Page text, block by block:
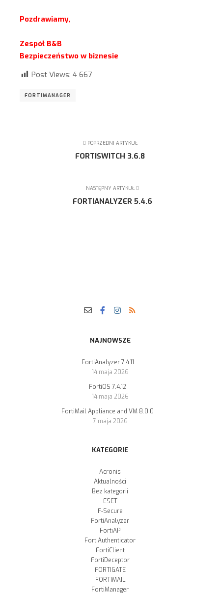
Pozdrawiamy,
Zespół B&B
Bezpieczeństwo w biznesie
Post Views: 4 667
FORTIMANAGER
POPRZEDNI ARTYKUŁ
FORTISWITCH 3.6.8
NASTĘPNY ARTYKUŁ
FORTIANALYZER 5.4.6
NAJNOWSZE
FortiAnalyzer 7.4.11
14 maja 2026
FortiOS 7.4.12
14 maja 2026
FortiMail Appliance and VM 8.0.0
7 maja 2026
KATEGORIE
Acronis
Aktualności
Bez kategorii
ESET
F-Secure
FortiAnalyzer
FortiAP
FortiAuthenticator
FortiClient
FortiDeceptor
FORTIGATE
FORTIMAIL
FortiManager